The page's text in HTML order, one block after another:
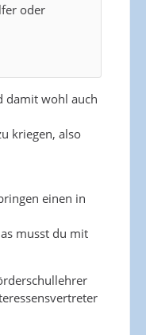
oder
damit wohl auch
kriegen, also
einen in
musst du mit